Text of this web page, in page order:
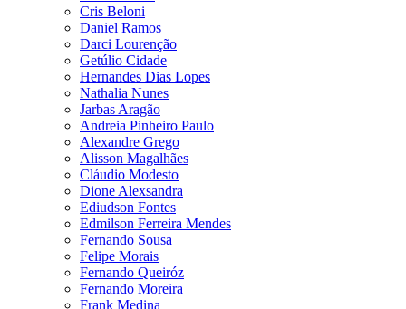
Cris Beloni
Daniel Ramos
Darci Lourenção
Getúlio Cidade
Hernandes Dias Lopes
Nathalia Nunes
Jarbas Aragão
Andreia Pinheiro Paulo
Alexandre Grego
Alisson Magalhães
Cláudio Modesto
Dione Alexsandra
Ediudson Fontes
Edmilson Ferreira Mendes
Fernando Sousa
Felipe Morais
Fernando Queiróz
Fernando Moreira
Frank Medina